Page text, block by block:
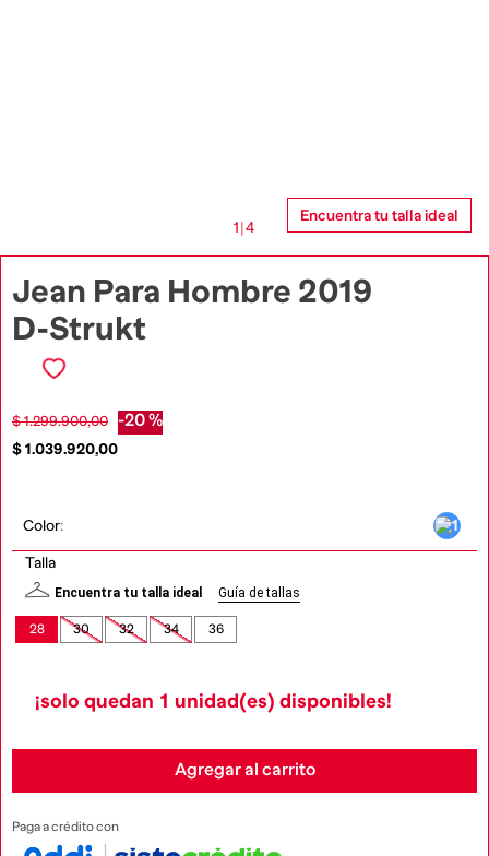
1|4
Encuentra tu talla ideal
Jean Para Hombre 2019
D-Strukt
$ 1.299.900,00 -20 %
$1.039.920,00
Color:
Talla
Encuentra tu talla ideal Guía de tallas
28 30 32 34 36
¡solo quedan 1 unidad(es) disponibles!
Agregar al carrito
Paga a crédito con